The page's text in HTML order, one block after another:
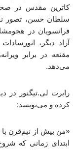
کاترین مقدس در
سلطان حسن، تصور
فرانسویان در
آزاد دیگر،
مقنعه در برابر
می‌دهد.
رابرت لی.تیگنور در
کرده و می‌نویسد:
«من بیش از نیم‌قرن
ابتدای زمانی که